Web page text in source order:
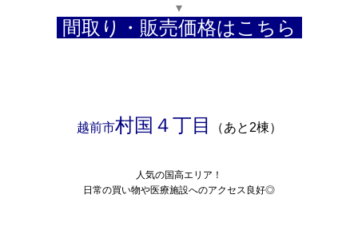
▾
間取り・販売価格はこちら
越前市村国４丁目 （あと2棟）
人気の国高エリア！
日常の買い物や医療施設へのアクセス良好◎